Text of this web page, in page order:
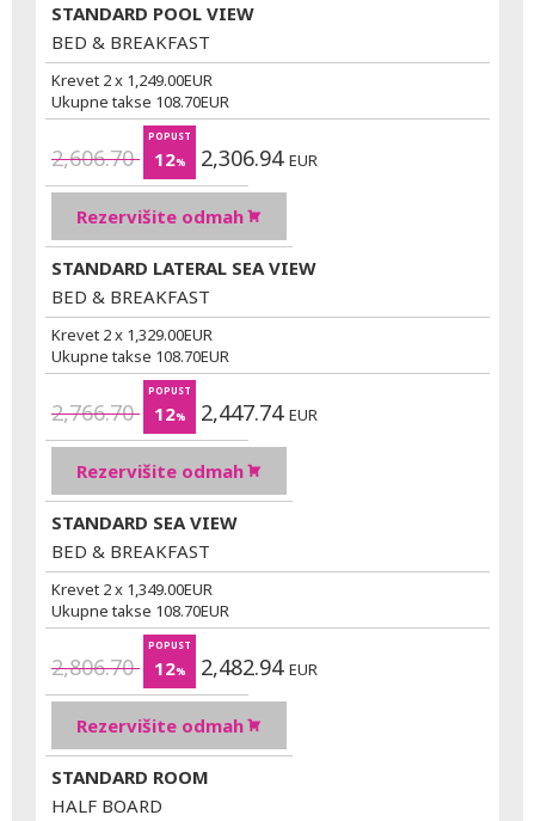
STANDARD POOL VIEW
BED & BREAKFAST
Krevet 2 x 1,249.00EUR
Ukupne takse 108.70EUR
2,606.70
POPUST
12% 2,306.94 EUR
Rezervišite odmah
STANDARD LATERAL SEA VIEW
BED & BREAKFAST
Krevet 2 x 1,329.00EUR
Ukupne takse 108.70EUR
2,766.70
POPUST
12% 2,447.74 EUR
Rezervišite odmah
STANDARD SEA VIEW
BED & BREAKFAST
Krevet 2 x 1,349.00EUR
Ukupne takse 108.70EUR
2,806.70
POPUST
12% 2,482.94 EUR
Rezervišite odmah
STANDARD ROOM
HALF BOARD